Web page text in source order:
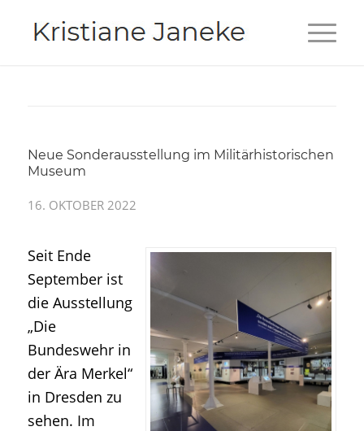
Neue Sonderausstellung im Militärhistorischen
Museum
16. OKTOBER 2022
Seit Ende
September ist
die Ausstellung
„Die
Bundeswehr in
der Ära Merkel“
in Dresden zu
sehen. Im